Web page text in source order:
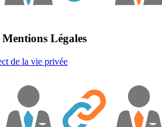
Mentions Légales
de la vie privée